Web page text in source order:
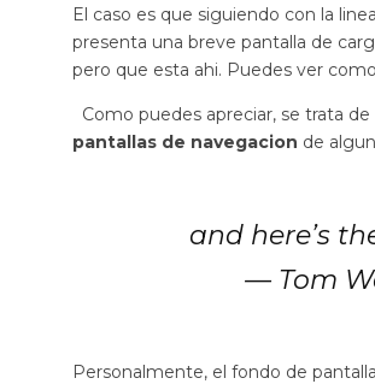
El caso es que siguiendo con la
presenta una breve pantalla de
pero que esta ahi. Puedes ver
Como puedes apreciar, se trata
pantallas de navegacion de
and here’s
— Tom
Personalmente, el fondo de